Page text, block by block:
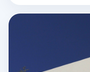
在联系，可能会面临